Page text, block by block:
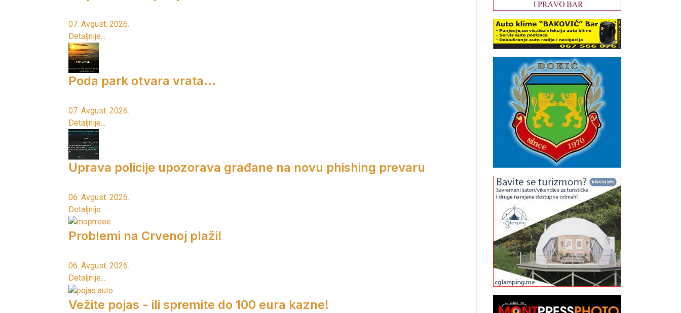
07. Avgust. 2026.
Detaljnije...
Poda park otvara vrata...
07. Avgust. 2026.
Detaljnije...
Uprava policije upozorava građane na novu phishing prevaru
06. Avgust. 2026.
Detaljnije...
Problemi na Crvenoj plaži!
06. Avgust. 2026.
Detaljnije...
Vežite pojas - ili spremite do 100 eura kazne!